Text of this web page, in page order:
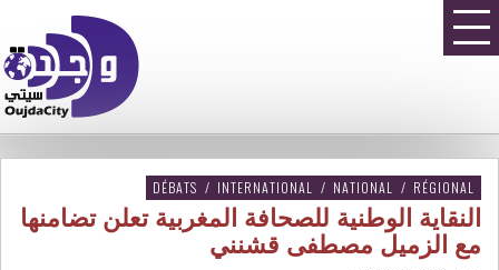
DÉBATS / INTERNATIONAL / NATIONAL / RÉGIONAL
النقاية الوطنية للصحافة المغربية تعلن تضامنها
مع الزميل مصطفى قشنني